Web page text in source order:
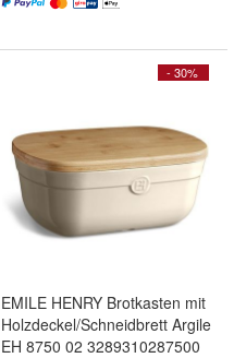
- 30%
EMILE HENRY Brotkasten mit
Holzdeckel/Schneidbrett Argile
EH 8750 02 3289310287500